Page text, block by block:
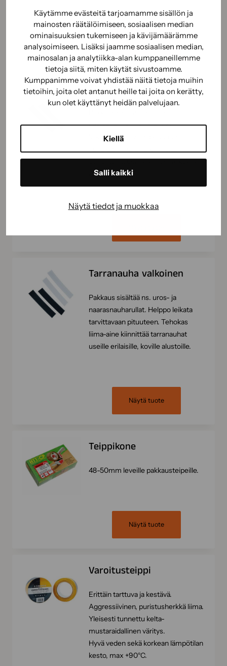
Käytämme evästeitä tarjoamamme sisällön ja
mainosten räätälöimiseen, sosiaalisen median
ominaisuuksien tukemiseen ja kävijämäärämme
analysoimiseen. Lisäksi jaamme sosiaalisen median,
mainosalan ja analytiikka-alan kumppaneillemme
tietoja siitä, miten käytät sivustoamme.
Kumppanimme voivat yhdistää näitä tietoja muihin
tietoihin, joita olet antanut heille tai joita on kerätty,
kun olet käyttänyt heidän palvelujaan.
Kiellä
Salli kaikki
Näytä tiedot ja muokkaa
Näytä tuote
Tarranauha musta
naarasnauharullat. Helppo
leikata tarvittavaan pituuteen.
tarranauhat useille erilaisille, koville
alustoille.
Tarranauha valkoinen
Pakkaus sisältää ns. uros- ja
naarasnauharullat. Helppo leikata
tarvittavaan pituuteen. Tehokas
liima-aine kiinnittää tarranauhat
useille erilaisille, koville alustoille.
Näytä tuote
Teippikone
48-50mm leveille pakkausteipeille.
Näytä tuote
Varoitusteippi
Erittäin tarttuva ja kestävä.
Aggressiivinen, puristusherkkä liima.
Yleisesti tunnettu kelta-
mustaraidallinen väritys.
Hyvä veden sekä korkean lämpötilan
kesto, max +90°C.